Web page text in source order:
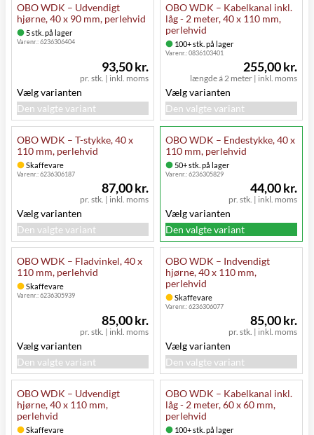
OBO WDK – Udvendigt
hjørne, 40 x 90 mm, perlehvid
5 stk. på lager
Varenr.:6236306404
pr. stk. | inkl. moms
93,50 kr.
Vælg varianten
Den valgte variant
OBO WDK – Kabelkanal inkl.
låg - 2 meter, 40 x 110 mm,
perlehvid
100+ stk. på lager
Varenr.:0836103401
længde á 2 meter | inkl. moms
255,00 kr.
Vælg varianten
Den valgte variant
OBO WDK – T-stykke, 40 x
110 mm, perlehvid
Skaffevare
Varenr.:6236306187
pr. stk. | inkl. moms
87,00 kr.
Vælg varianten
Den valgte variant
OBO WDK – Endestykke, 40 x
110 mm, perlehvid
50+ stk. på lager
Varenr.:6236305829
pr. stk. | inkl. moms
44,00 kr.
Vælg varianten
Den valgte variant
OBO WDK – Fladvinkel, 40 x
110 mm, perlehvid
Skaffevare
Varenr.:6236305939
pr. stk. | inkl. moms
85,00 kr.
Vælg varianten
Den valgte variant
OBO WDK – Indvendigt
hjørne, 40 x 110 mm,
perlehvid
Skaffevare
Varenr.:6236306077
pr. stk. | inkl. moms
85,00 kr.
Vælg varianten
Den valgte variant
OBO WDK – Udvendigt
hjørne, 40 x 110 mm,
perlehvid
Skaffevare
OBO WDK – Kabelkanal inkl.
låg - 2 meter, 60 x 60 mm,
perlehvid
100+ stk. på lager